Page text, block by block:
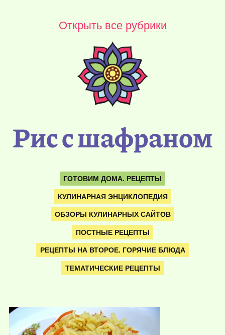
Открыть все рубрики
Рис с шафраном
ГОТОВИМ ДОМА. РЕЦЕПТЫ
КУЛИНАРНАЯ ЭНЦИКЛОПЕДИЯ
ОБЗОРЫ КУЛИНАРНЫХ САЙТОВ
ПОСТНЫЕ РЕЦЕПТЫ
РЕЦЕПТЫ НА ВТОРОЕ. ГОРЯЧИЕ БЛЮДА
ТЕМАТИЧЕСКИЕ РЕЦЕПТЫ